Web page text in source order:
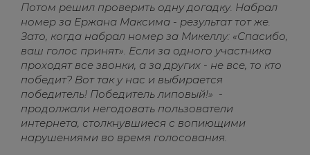
Потом решил проверить одну догадку. Набрал
номер за Ержана Максима - результат тот же.
Зато, когда набрал номер за Микеллу: «Спасибо,
ваш голос принят». Если за одного участника
проходят все звонки, а за других - не все, то кто
победит? Вот так у нас и выбирается
победитель! Победитель липовый!» -
продолжали негодовать пользователи
интернета, столкнувшиеся с вопиющими
нарушениями во время голосования.